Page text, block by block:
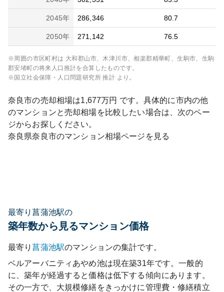
2045年 286,346 80.7
2050年 271,142 76.5
※周囲の市区町村は 大和郡山市、木津川市、相楽郡精華町、生駒市、生駒
郡安堵町の将来人口推計を合算したものです。
※国立社会保障・人口問題研究所 推計 より。
奈良市の売却相場は1,677万円 です。具体的に市内の他
のマンションと売却相場を比較したい場合は、次のペー
ジからお探しください。
奈良県奈良市のマンション相場ページを見る
最寄り菖蒲池駅の
築年数から見るマンション価格
最寄り菖蒲池駅のマンションの集計です。
ベルアーバニティあやめ池は現在築31年です。一般的
に、築年が経過すると価格は低下する傾向にあります。
その一方で、大規模修繕をきっかけに管理費・修繕積立